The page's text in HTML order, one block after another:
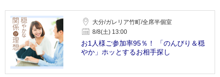
大分/ガレリア竹町/全席半個室
8/8(土) 13:00
お1人様ご参加率95％！ 「のんびり＆穏
やか」ホッとするお相手探し